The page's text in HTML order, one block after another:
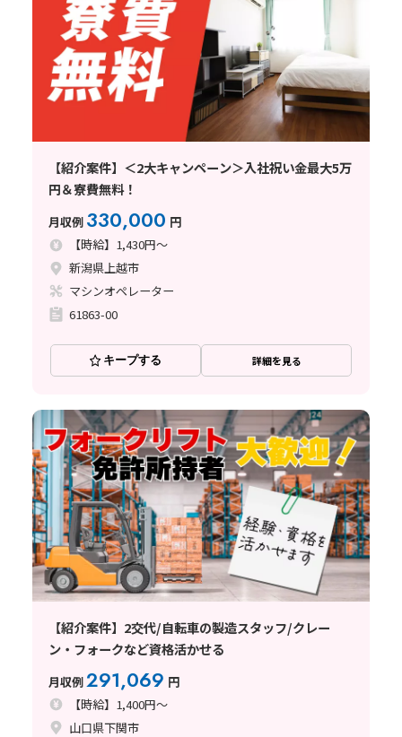
【紹介案件】＜2大キャンペーン＞入社祝い金最大5万
円＆寮費無料！
月収例 330,000 円
【時給】1,430円～
新潟県上越市
マシンオペレーター
61863-00
キープする 詳細を見る
【紹介案件】2交代/自転車の製造スタッフ/クレー
ン・フォークなど資格活かせる
月収例291,069 円
【時給】1,400円～
山口県下関市